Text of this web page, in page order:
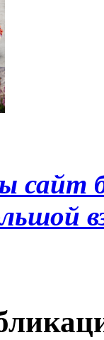
сайт